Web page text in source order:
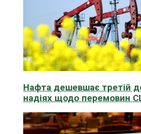
Нафта дешевшає третій
надіях щодо перемовин